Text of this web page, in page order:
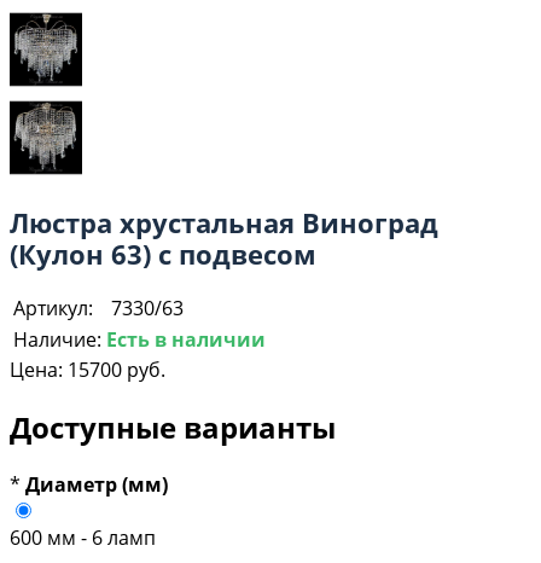
Люстра хрустальная Виноград
(Кулон 63) с подвесом
Артикул:
7330/63
Наличие: Есть в наличии
Цена: 15700 руб.
Доступные варианты
* Диаметр (мм)
600 мм - 6 ламп